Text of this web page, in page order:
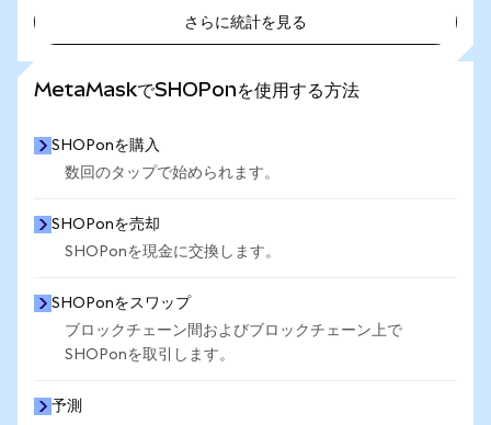
さらに統計を見る
MetaMaskでSHOPonを使用する方法
SHOPonを購入
数回のタップで始められます。
SHOPonを売却
SHOPonを現金に交換します。
SHOPonをスワップ
ブロックチェーン間およびブロックチェーン上で
SHOPonを取引します。
予測